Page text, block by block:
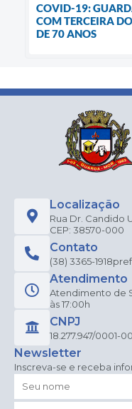
COVID-19:
COM TERCEIRA
DE 70 ANOS
Localização
Rua Dr. Candido
CEP: 38570-000
Contato
(38) 3365-1918
Atendimento
Atendimento de
às 17:00h
CNPJ
18.277.947/0001-00
Newsletter
Inscreva-se e receba